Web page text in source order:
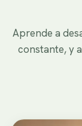
Aprende a
constante, y